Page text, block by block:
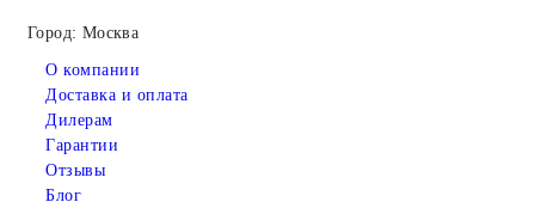
Город: Москва
О компании
Доставка и оплата
Дилерам
Гарантии
Отзывы
Блог